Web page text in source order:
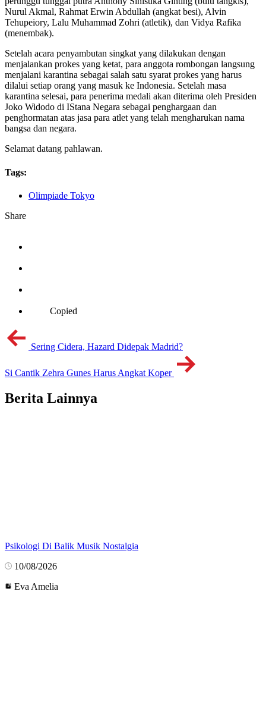
Nurul Akmal, Rahmat Erwin Abdullah (angkat besi), Alvin
Tehupeiory, Lalu Muhammad Zohri (atletik), dan Vidya Rafika
(menembak).
Setelah acara penyambutan singkat yang dilakukan dengan
menjalankan prokes yang ketat, para anggota rombongan langsung
menjalani karantina sebagai salah satu syarat prokes yang harus
dilalui setiap orang yang masuk ke Indonesia. Setelah masa
karantina selesai, para penerima medali akan diterima oleh Presiden
Joko Widodo di IStana Negara sebagai penghargaan dan
penghormatan atas jasa para atlet yang telah mengharukan nama
bangsa dan negara.
Selamat datang pahlawan.
Tags:
Olimpiade Tokyo
Share
Copied
Sering Cidera, Hazard Didepak Madrid?
Si Cantik Zehra Gunes Harus Angkat Koper
Berita Lainnya
Psikologi Di Balik Musik Nostalgia
10/08/2026
Eva Amelia